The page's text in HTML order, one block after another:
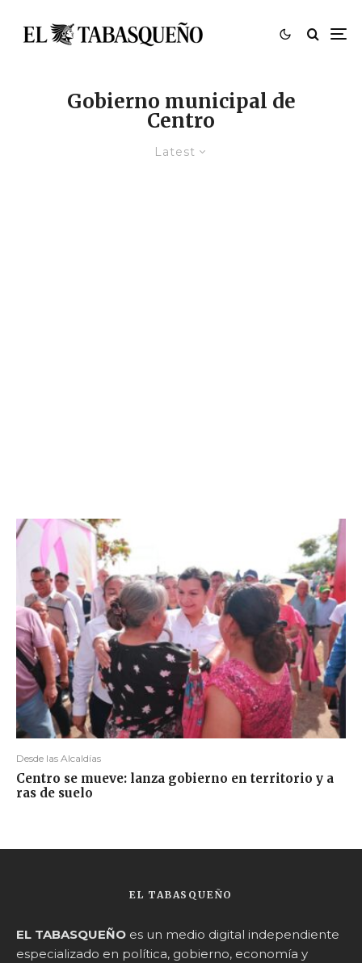
Gobierno municipal de
Centro
Latest
Desde las Alcaldías
Centro se mueve: lanza gobierno en territorio y a
ras de suelo
EL TABASQUEÑO
EL TABASQUEÑO es un medio digital independiente
especializado en política, gobierno, economía y